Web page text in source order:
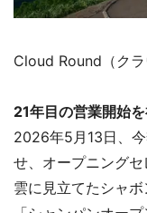
Cloud Round（ク
21年目の営業開始
2026年5月13日、
せ、オープニングセ
雲に見立てたシャ